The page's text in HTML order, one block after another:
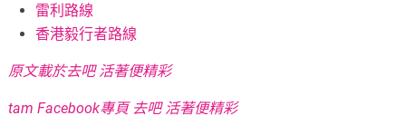
雷利路線
香港毅行者路線
原文載於去吧 活著便精彩
tam Facebook專頁 去吧 活著便精彩